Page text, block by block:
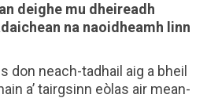
deighe mu dheireadh
na naoidheamh linn
don neach-tadhail aig a bheil
a’ tairgsinn eòlas air mean-